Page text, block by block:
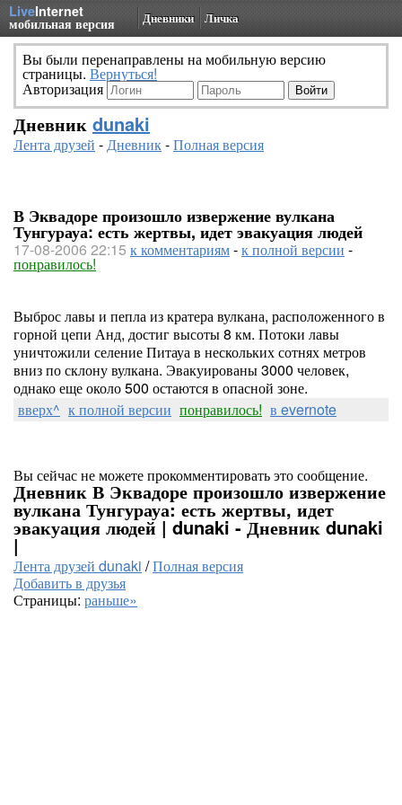
LiveInternet
мобильная версия Дневники Личка
Вы были перенаправлены на мобильную версию
страницы. Вернуться!
Авторизация
Дневник dunaki
Лента друзей -Дневник-Полная версия
В Эквадоре произошло извержение вулкана
Тунгурауа: есть жертвы, идет эвакуация людей
17-08-2006 22:15 к комментариям-к полной версии -
понравилось!
Выброс лавы и пепла из кратера вулкана, расположенного в
горной цепи Анд, достиг высоты 8 км. Потоки лавы
уничтожили селение Питауа в нескольких сотнях метров
вниз по склону вулкана. Эвакуированы 3000 человек,
однако еще около 500 остаются в опасной зоне.
вверх^ к полной версии понравилось! в evernote
Вы сейчас не можете прокомментировать это сообщение.
Дневник В Эквадоре произошло извержение
вулкана Тунгурауа: есть жертвы, идет
эвакуация людей | dunaki - Дневник dunaki
|
Лента друзей dunaki /Полная версия
Добавить в друзья
Страницы: раньше»